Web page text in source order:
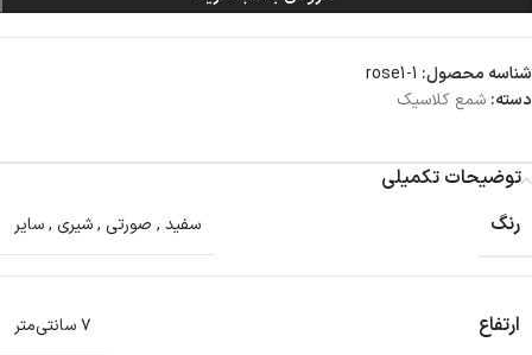
شناسه محصول: rose1-1
دسته: شمع کلاسیک
توضیحات تکمیلی
رنگ
سفید , صورتی ,شیری ,سایر
ارتفاع ۷ سانتی‌متر